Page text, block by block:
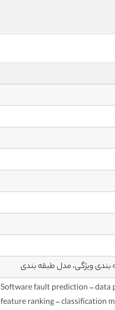
بندی ویژگی، مدل طبقه بندی
Software fault prediction – data
feature ranking – classification